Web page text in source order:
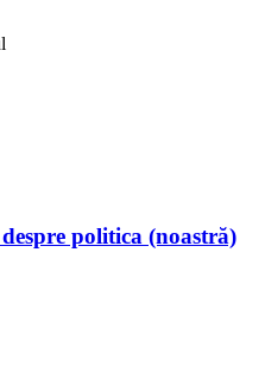
politica (noastră)